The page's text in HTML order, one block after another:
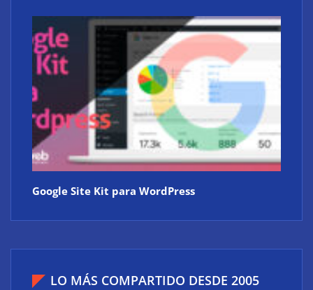
Google Site Kit para WordPress
LO MÁS COMPARTIDO DESDE 2005